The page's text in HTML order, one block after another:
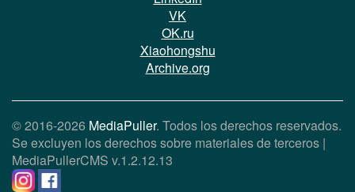
VK
OK.ru
Xiaohongshu
Archive.org
© 2016-2026 MediaPuller. Todos los derechos reservados.
Se excluyen los derechos sobre materiales de terceros |
MediaPullerCMS v.1.2.12.13